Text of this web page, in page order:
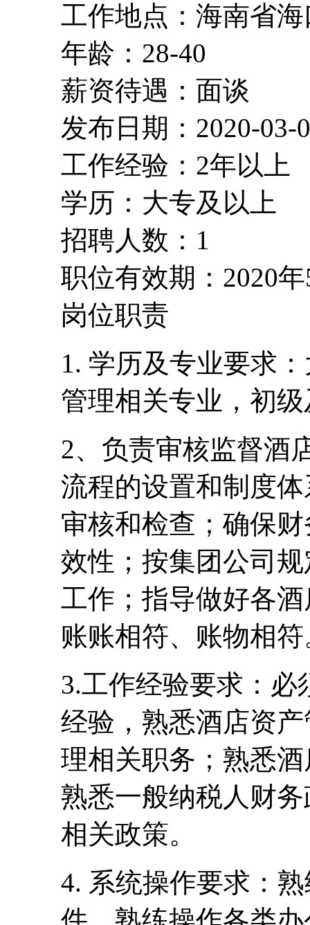
工作地点：海南省
年龄：28-40
薪资待遇：面谈
发布日期：2020-03-
工作经验：2年以上
学历：大专及以上
招聘人数：1
职位有效期：2020
岗位职责
1. 学历及专业要求
管理相关专业，初
2、负责审核监督酒
流程的设置和制度
审核和检查；确保
效性；按集团公司
工作；指导做好各
账账相符、账物相符
3.工作经验要求：必
经验，熟悉酒店资
理相关职务；熟悉
熟悉一般纳税人财
相关政策。
4. 系统操作要求：